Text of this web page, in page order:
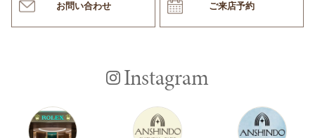
お問い合わせ ご来店予約
Instagram